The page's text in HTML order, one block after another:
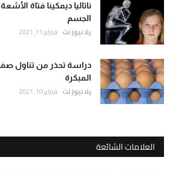
ناتاليا ديمكينا فتاة
الجسم
يلا نيوز نت فبراير 11, 2021
دراسة تحذر من تناول
المبكرة
يلا نيوز نت فبراير 10, 2021
العلامات الشائعة